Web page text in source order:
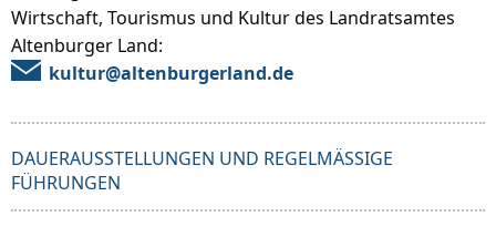
Wirtschaft, Tourismus und Kultur des Landratsamtes
Altenburger Land:
kultur@altenburgerland.de
DAUERAUSSTELLUNGEN UND REGELMÄSSIGE F
ÜHRUNGEN